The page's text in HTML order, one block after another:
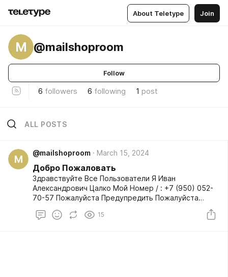
About Teletype Join
M @mailshoproom
Follow
6 followers 6 following 1 post
ALL POSTS
M
@mailshoproom March 15, 2024
Добро Пожаловать
Здравствуйте Все Пользователи Я Иван
Александрович Цалко Мой Номер / : +7 (950) 052-
70-57 Пожалуйста Предупредить Пожалуйста
не звоните Мне
15